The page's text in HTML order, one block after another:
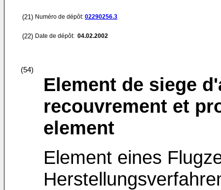
(21) Numéro de dépôt: 02290256.3
(22) Date de dépôt: 04.02.2002
(54)
Element de siege
recouvrement et
element
Element eines